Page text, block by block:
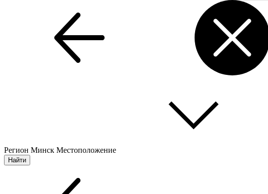
Регион Минск Местоположение